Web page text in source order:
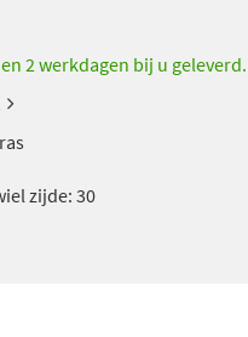
2 werkdagen bij u geleverd.
zijde: 30